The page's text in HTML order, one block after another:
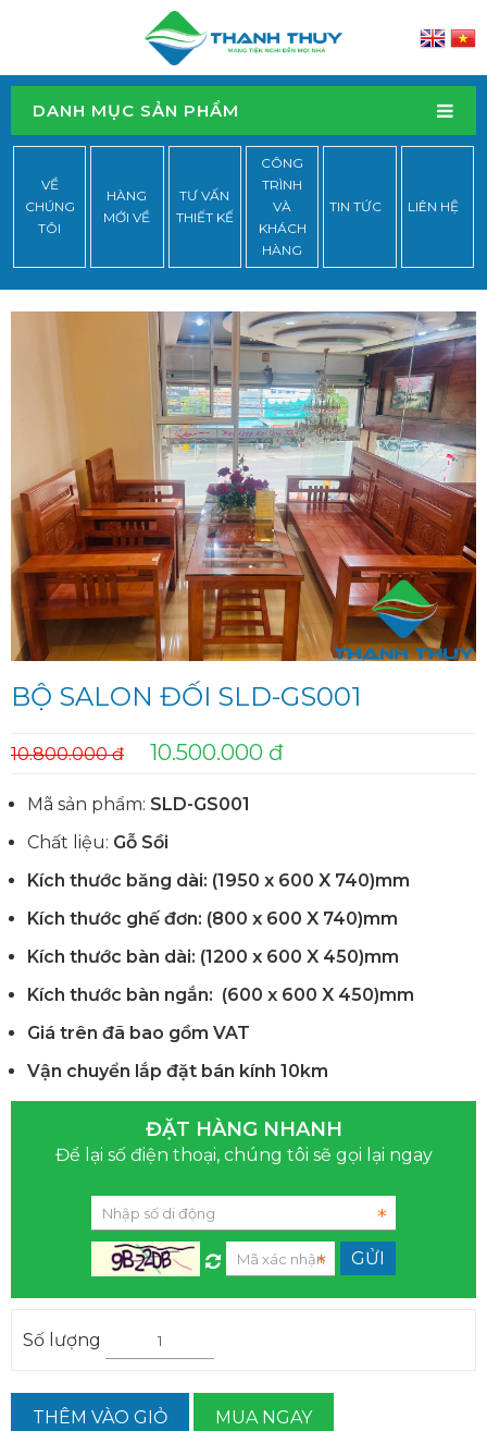
DANH MỤC SẢN PHẨM
VỀ
CHÚNG
TÔI
HÀNG
MỚI VỀ
TƯ VẤN
THIẾT KẾ
CÔNG
TRÌNH
VÀ
KHÁCH
HÀNG
TIN TỨC LIÊN HỆ
BỘ SALON ĐỐI SLD-GS001
10.800.000 đ 10.500.000 đ
Mã sản phẩm: SLD-GS001
Chất liệu: Gỗ Sồi
Kích thước băng dài: (1950 x 600 X 740)mm
Kích thước ghế đơn: (800 x 600 X 740)mm
Kích thước bàn dài: (1200 x 600 X 450)mm
Kích thước bàn ngắn: (600 x 600 X 450)mm
Giá trên đã bao gồm VAT
Vận chuyển lắp đặt bán kính 10km
ĐẶT HÀNG NHANH
Để lại số điện thoại, chúng tôi sẽ gọi lại ngay
Số lượng
THÊM VÀO GIỎ MUA NGAY